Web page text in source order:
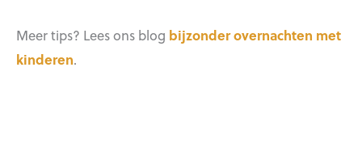
Meer tips? Lees ons blog bijzonder overnachten met
kinderen.